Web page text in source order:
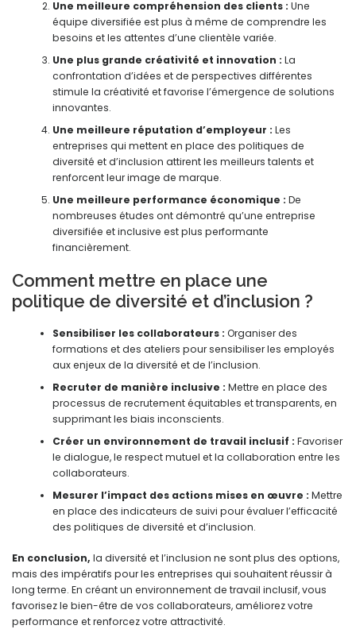
Une meilleure compréhension des clients : Une
équipe diversifiée est plus à même de comprendre les
besoins et les attentes d’une clientèle variée.
Une plus grande créativité et innovation : La
confrontation d’idées et de perspectives différentes
stimule la créativité et favorise l’émergence de solutions
innovantes.
Une meilleure réputation d’employeur : Les
entreprises qui mettent en place des politiques de
diversité et d’inclusion attirent les meilleurs talents et
renforcent leur image de marque.
Une meilleure performance économique : De
nombreuses études ont démontré qu’une entreprise
diversifiée et inclusive est plus performante
financièrement.
Comment mettre en place une
politique de diversité et d’inclusion ?
Sensibiliser les collaborateurs : Organiser des
formations et des ateliers pour sensibiliser les employés
aux enjeux de la diversité et de l’inclusion.
Recruter de manière inclusive : Mettre en place des
processus de recrutement équitables et transparents, en
supprimant les biais inconscients.
Créer un environnement de travail inclusif : Favoriser
le dialogue, le respect mutuel et la collaboration entre les
collaborateurs.
Mesurer l’impact des actions mises en œuvre : Mettre
en place des indicateurs de suivi pour évaluer l’efficacité
des politiques de diversité et d’inclusion.
En conclusion, la diversité et l’inclusion ne sont plus des options,
mais des impératifs pour les entreprises qui souhaitent réussir à
long terme. En créant un environnement de travail inclusif, vous
favorisez le bien-être de vos collaborateurs, améliorez votre
performance et renforcez votre attractivité.